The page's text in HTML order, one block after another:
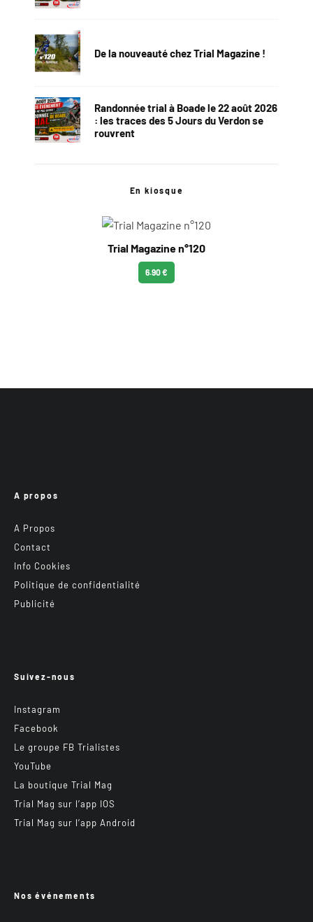
De la nouveauté chez Trial Magazine !
Randonnée trial à Boade le 22 août 2026
: les traces des 5 Jours du Verdon se
rouvrent
En kiosque
Trial Magazine n°120
6.90 €
A propos
A Propos
Contact
Info Cookies
Politique de confidentialité
Publicité
Suivez-nous
Instagram
Facebook
Le groupe FB Trialistes
YouTube
La boutique Trial Mag
Trial Mag sur l’app IOS
Trial Mag sur l’app Android
Nos événements